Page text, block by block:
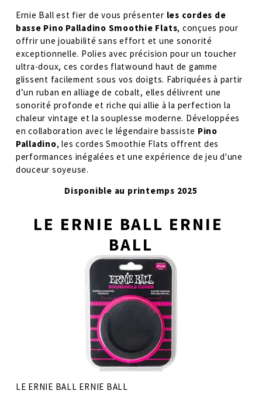
Ernie Ball est fier de vous présenter les cordes de
basse Pino Palladino Smoothie Flats, conçues pour
offrir une jouabilité sans effort et une sonorité
exceptionnelle. Polies avec précision pour un toucher
ultra-doux, ces cordes flatwound haut de gamme
glissent facilement sous vos doigts. Fabriquées à partir
d’un ruban en alliage de cobalt, elles délivrent une
sonorité profonde et riche qui allie à la perfection la
chaleur vintage et la souplesse moderne. Développées
en collaboration avec le légendaire bassiste Pino
Palladino, les cordes Smoothie Flats offrent des
performances inégalées et une expérience de jeu d'une
douceur soyeuse.
Disponible au printemps 2025
LE ERNIE BALL ERNIE
BALL
LE ERNIE BALL ERNIE BALL